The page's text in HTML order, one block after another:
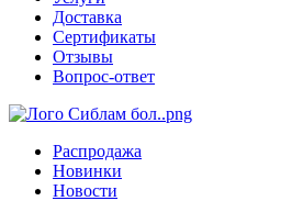
Доставка
Сертификаты
Отзывы
Вопрос-ответ
Распродажа
Новинки
Новости